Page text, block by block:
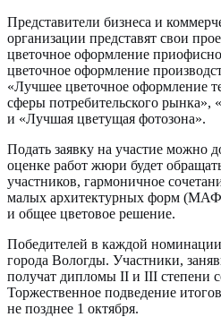
Представители бизнеса и
организации представят свои
цветочное оформление
цветочное оформление
«Лучшее цветочное оформление
сферы потребительского
и «Лучшая цветущая фотозона».
Подать заявку на участие можно
оценке работ жюри будет
участников, гармоничное
малых архитектурных форм
и общее цветовое решение.
Победителей в каждой
города Вологды. Участники,
получат дипломы II и III степени
Торжественное подведение
не позднее 1 октября.